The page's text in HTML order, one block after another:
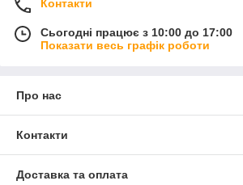
Контакти
Сьогодні працює з 10:00 до 17:00
Показати весь графік роботи
Про нас
Контакти
Доставка та оплата